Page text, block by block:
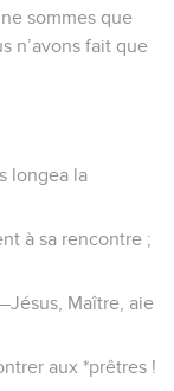
sommes que
n’avons fait que
longea la
à sa rencontre ;
Maître, aie
aux *prêtres !